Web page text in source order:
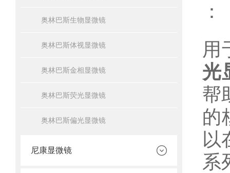
奥林巴斯生物显微镜
奥林巴斯体视显微镜
奥林巴斯金相显微镜
奥林巴斯荧光显微镜
奥林巴斯偏光显微镜
尼康显微镜
：
用
光
帮
的
以
系